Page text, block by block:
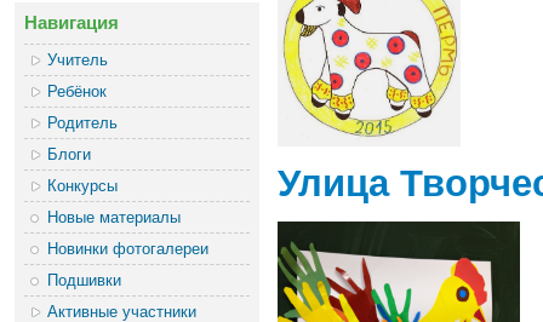
Навигация
Учитель
Ребёнок
Родитель
Блоги
Конкурсы
Новые материалы
Новинки фотогалереи
Подшивки
Активные участники
Улица